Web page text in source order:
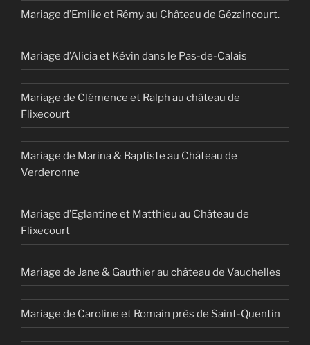
Mariage d’Emilie et Rémy au Château de Gézaincourt.
Mariage d’Alicia et Kévin dans le Pas-de-Calais
Mariage de Clémence et Ralph au château de
Flixecourt
Mariage de Marina & Baptiste au Château de
Verderonne
Mariage d’Eglantine et Matthieu au Château de
Flixecourt
Mariage de Jane & Gauthier au château de Vauchelles
Mariage de Caroline et Romain près de Saint-Quentin